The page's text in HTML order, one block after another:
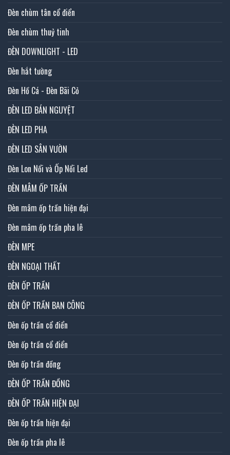
Đèn chùm tân cổ điển
Đèn chùm thuỷ tinh
ĐÈN DOWNLIGHT - LED
Đèn hắt tường
Đèn Hồ Cá - Đèn Bãi Cỏ
ĐÈN LED BÁN NGUYỆT
ĐÈN LED PHA
ĐÈN LED SÂN VƯỜN
Đèn Lon Nổi và Ốp Nổi Led
ĐÈN MÂM ỐP TRẦN
Đèn mâm ốp trần hiện đại
Đèn mâm ốp trần pha lê
ĐÈN MPE
ĐÈN NGOẠI THẤT
ĐÈN ỐP TRẦN
ĐÈN ỐP TRẦN BAN CÔNG
Đèn ốp trần cổ điển
Đèn ốp trần cổ điển
Đèn ốp trần đồng
ĐÈN ỐP TRẦN ĐỒNG
ĐÈN ỐP TRẦN HIỆN ĐẠI
Đèn ốp trần hiện đại
Đèn ốp trần pha lê